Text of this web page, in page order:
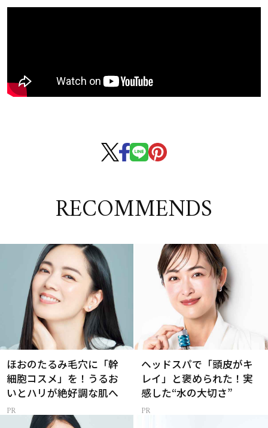
RECOMMENDS
ほおのたるみ毛穴に「幹
細胞コスメ」を！うるお
いとハリが絶好調な肌へ
ヘッドスパで「頭皮がキ
レイ」と褒められた！実
感した“水の大切さ”